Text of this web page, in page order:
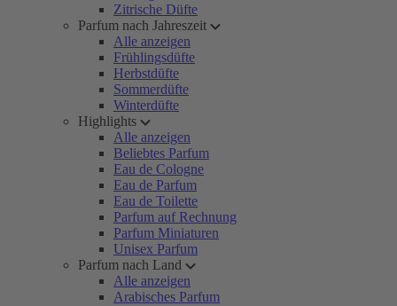
Zitrische Düfte
Parfum nach Jahreszeit
Alle anzeigen
Frühlingsdüfte
Herbstdüfte
Sommerdüfte
Winterdüfte
Highlights
Alle anzeigen
Beliebtes Parfum
Eau de Cologne
Eau de Parfum
Eau de Toilette
Parfum auf Rechnung
Parfum Miniaturen
Unisex Parfum
Parfum nach Land
Alle anzeigen
Arabisches Parfum